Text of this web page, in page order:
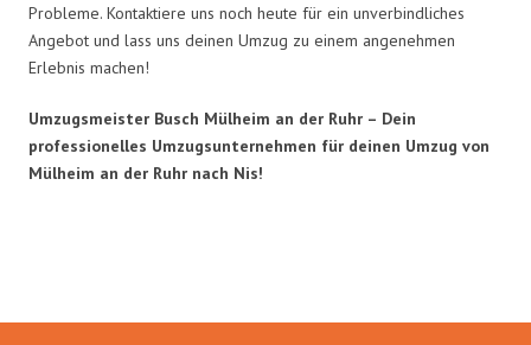
Probleme. Kontaktiere uns noch heute für ein unverbindliches
Angebot und lass uns deinen Umzug zu einem angenehmen
Erlebnis machen!
Umzugsmeister Busch Mülheim an der Ruhr – Dein
professionelles Umzugsunternehmen für deinen Umzug von
Mülheim an der Ruhr nach Nis!